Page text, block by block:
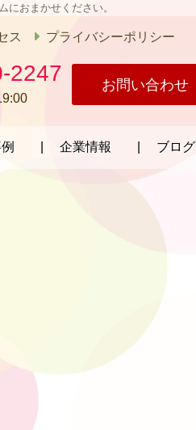
おまかせください。
ス プライバシーポリシー
2247 お問い合わせ
企業情報 ブログ